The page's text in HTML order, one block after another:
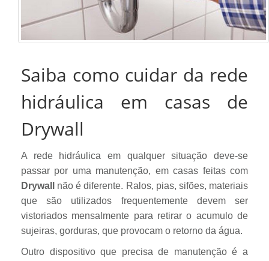
Saiba como cuidar da rede
hidráulica em casas de
Drywall
A rede hidráulica em qualquer situação deve-se
passar por uma manutenção, em casas feitas com
Drywall
não é diferente. Ralos, pias, sifões, materiais
que são utilizados frequentemente devem ser
vistoriados mensalmente para retirar o acumulo de
sujeiras, gorduras, que provocam o retorno da água.
Outro dispositivo que precisa de manutenção é a